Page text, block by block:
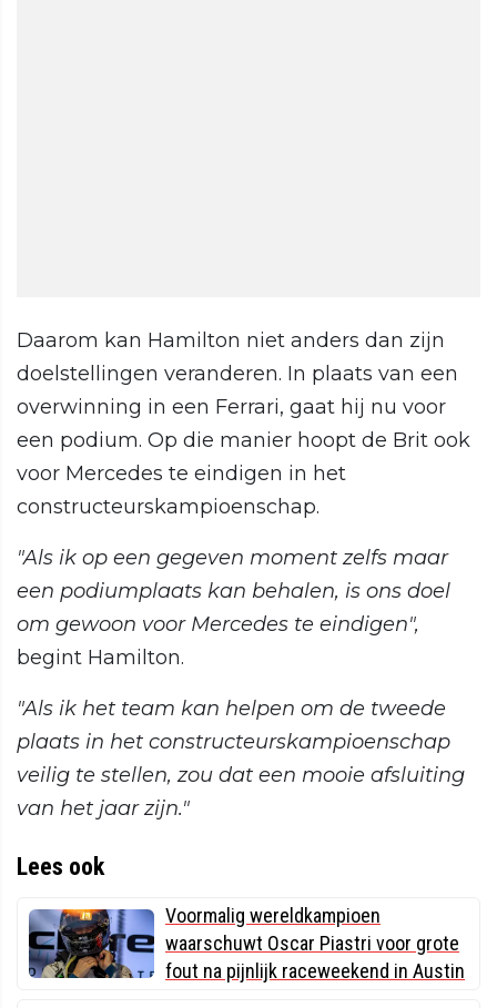
Daarom kan Hamilton niet anders dan zijn
doelstellingen veranderen. In plaats van een
overwinning in een Ferrari, gaat hij nu voor
een podium. Op die manier hoopt de Brit ook
voor Mercedes te eindigen in het
constructeurskampioenschap.
"Als ik op een gegeven moment zelfs maar
een podiumplaats kan behalen, is ons doel
om gewoon voor Mercedes te eindigen",
begint Hamilton.
"Als ik het team kan helpen om de tweede
plaats in het constructeurskampioenschap
veilig te stellen, zou dat een mooie afsluiting
van het jaar zijn."
Lees ook
Voormalig wereldkampioen
waarschuwt Oscar Piastri voor grote
fout na pijnlijk raceweekend in Austin